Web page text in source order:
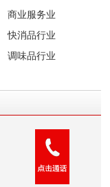
商业服务业
快消品行业
调味品行业